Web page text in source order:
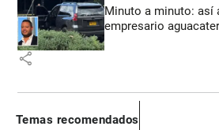
Minuto a minuto: así
empresario
share
Temas recomendados